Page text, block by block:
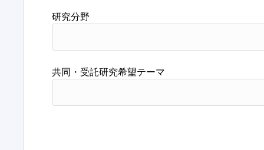
研究分野
共同・受託研究希望テーマ